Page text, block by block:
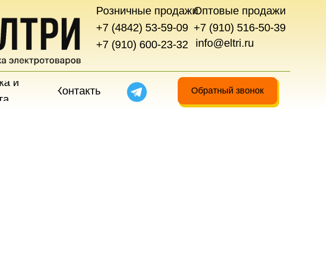
Розничные продажи
+7 (4842) 53-59-09
+7 (910) 600-23-32
Оптовые продажи
+7 (910) 516-50-39
Обратный звонок
и
Контакты
info@eltri.ru